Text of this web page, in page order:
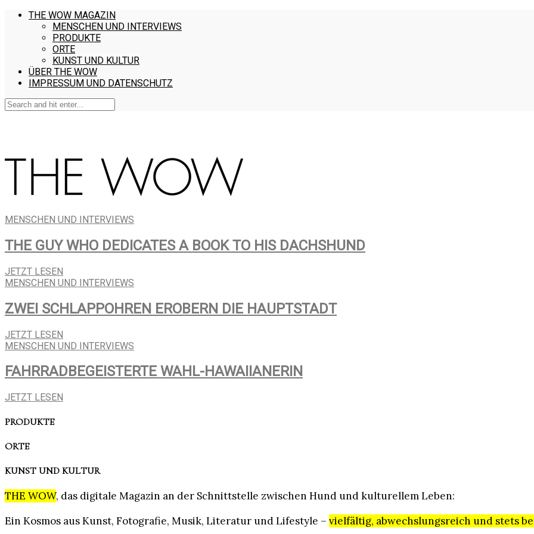
THE WOW MAGAZIN
MENSCHEN UND INTERVIEWS
PRODUKTE
ORTE
KUNST UND KULTUR
ÜBER THE WOW
IMPRESSUM UND DATENSCHUTZ
MENSCHEN UND INTERVIEWS
THE GUY WHO DEDICATES A BOOK TO HIS DACHSHUND
JETZT LESEN
MENSCHEN UND INTERVIEWS
ZWEI SCHLAPPOHREN EROBERN DIE HAUPTSTADT
JETZT LESEN
MENSCHEN UND INTERVIEWS
FAHRRADBEGEISTERTE WAHL-HAWAIIANERIN
JETZT LESEN
PRODUKTE
ORTE
KUNST UND KULTUR
THE WOW, das digitale Magazin an der Schnittstelle zwischen Hund und kulturellem Leben:
Ein Kosmos aus Kunst, Fotografie, Musik, Literatur und Lifestyle – vielfältig, abwechslungsreich und stets